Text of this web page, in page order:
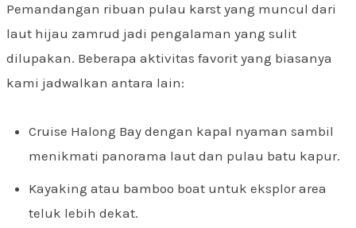
Pemandangan ribuan pulau karst yang muncul dari
laut hijau zamrud jadi pengalaman yang sulit
dilupakan. Beberapa aktivitas favorit yang biasanya
kami jadwalkan antara lain:
Cruise Halong Bay dengan kapal nyaman sambil
menikmati panorama laut dan pulau batu kapur.
Kayaking atau bamboo boat untuk eksplor area
teluk lebih dekat.